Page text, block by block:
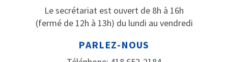
Le secrétariat est ouvert de 8h à 16h
(fermé de 12h à 13h) du lundi au vendredi
PARLEZ-NOUS